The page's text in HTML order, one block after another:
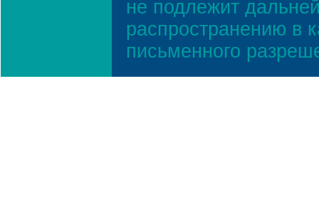
не подлежит
распространению в
письменного